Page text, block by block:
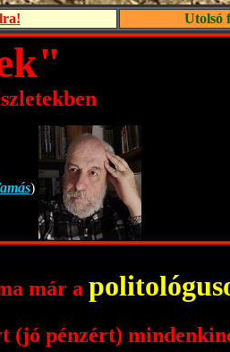
Utolsó
)
már a
(jó pénzért)